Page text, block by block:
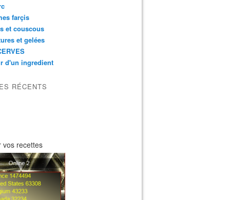
farçis
et couscous
et gelées
d'un ingredient
RÉCENTS
vos recettes